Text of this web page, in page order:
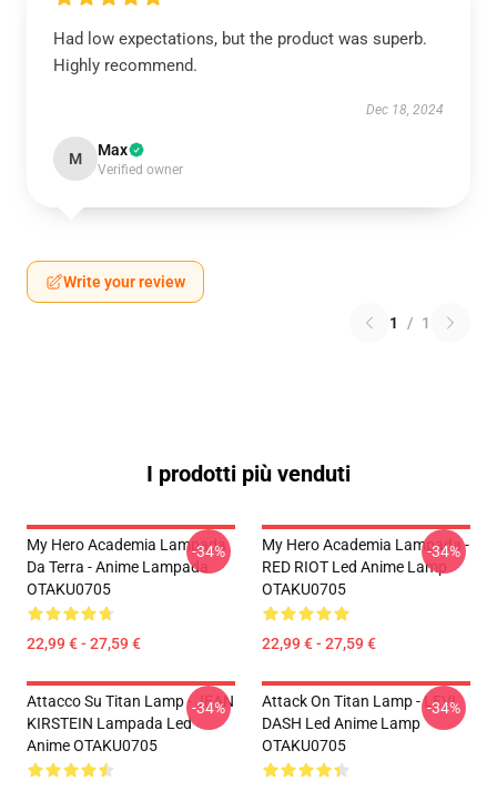
Had low expectations, but the product was superb.
Highly recommend.
Dec 18, 2024
M Max
Verified owner
Write your review
1 / 1
I prodotti più venduti
My Hero Academia Lampada
Da Terra - Anime Lampada
OTAKU0705
22,99 € - 27,59 €
-34%
My Hero Academia Lampada -
RED RIOT Led Anime Lamp
OTAKU0705
22,99 € - 27,59 €
-34%
Attacco Su Titan Lamp - JEAN
KIRSTEIN Lampada Led
Anime OTAKU0705
-34%
Attack On Titan Lamp - LEVI
DASH Led Anime Lamp
OTAKU0705
-34%